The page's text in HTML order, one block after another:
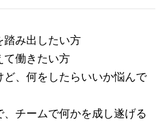
踏み出したい方
て働きたい方
、何をしたらいいか悩んで
、チームで何かを成し遂げる